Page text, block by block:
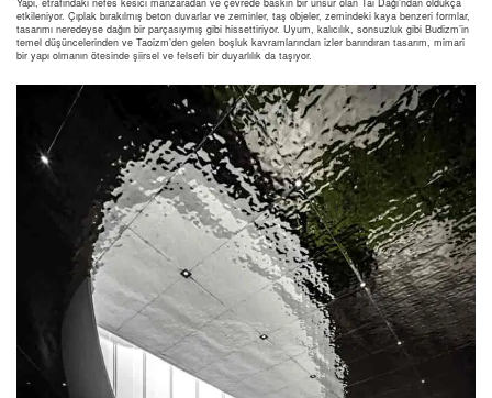
etkileniyor. Çıplak bırakılmış beton duvarlar ve zeminler, taş objeler, zemindeki kaya benzeri formlar,
tasarımı neredeyse dağın bir parçasıymış gibi hissettiriyor. Uyum, kalıcılık, sonsuzluk gibi Budizm’in
temel düşüncelerinden ve Taoizm’den gelen boşluk kavramlarından izler barındıran tasarım, mimari
bir yapı olmanın ötesinde şiirsel ve felsefi bir duyarlılık da taşıyor.